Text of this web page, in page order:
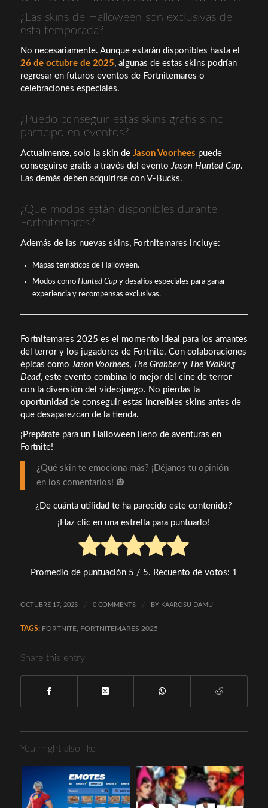
¿Las skins de Halloween son exclusivas de
esta temporada?
No necesariamente. Aunque estarán disponibles hasta el
26 de octubre de 2025, algunas de estas skins podrían
regresar en futuros eventos de Fortnitemares o
celebraciones especiales.
¿Puedo conseguir estas skins gratis si no
participo en eventos?
Actualmente, solo la skin de Jason Voorhees puede
conseguirse gratis a través del eventoJason Hunted Cup.
Las demás deben adquirirse con V-Bucks.
¿Qué modos están disponibles durante
Fortnitemares?
Además de las nuevas skins, Fortnitemares incluye:
Mapas temáticos de Halloween.
Modos como Hunted Cupy desafíos especiales para ganar
experiencia y recompensas exclusivas.
Fortnitemares 2025 es el momento ideal para los amantes
del terror y los jugadores de Fortnite. Con colaboraciones
épicas como Jason Voorhees, The Grabbery The Walking
Dead, este evento combina lo mejor del cine de terror
con la diversión del videojuego. No pierdas la
oportunidad de conseguir estas increíbles skins antes de
que desaparezcan de la tienda.
¡Prepárate para un Halloween lleno de aventuras en
Fortnite!
¿Qué skin te emociona más? ¡Déjanos tu opinión
en los comentarios! 🎃
¿De cuánta utilidad te ha parecido este contenido?
¡Haz clic en una estrella para puntuarlo!
Promedio de puntuación 5 / 5. Recuento de votos: 1
OCTUBRE 17, 2025 / 0 COMMENTS / BY KAAROSU DAMU
TAGS: FORTNITE, FORTNITEMARES 2025
Share this entry
You might also like